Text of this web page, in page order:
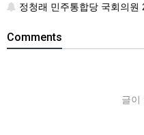
정청래 민주통합당 국회의원
Comments
글이